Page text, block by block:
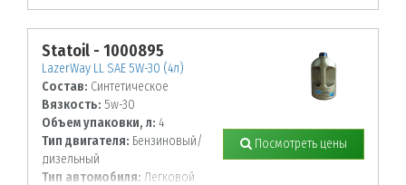
Statoil - 1000895
LazerWay LL SAE 5W-30 (4л)
Состав: Синтетическое
Вязкость: 5w-30
Объем упаковки, л: 4
Тип двигателя: Бензиновый/
дизельный
Тип автомобиля: Легковой
Посмотреть цены